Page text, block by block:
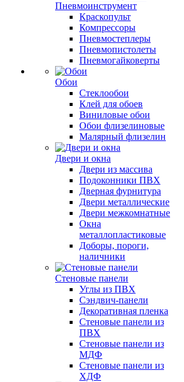
Пневмоинструмент
Краскопульт
Компрессоры
Пневмостеплеры
Пневмопистолеты
Пневмогайковерты
Обои
Стеклообои
Клей для обоев
Виниловые обои
Обои флизелиновые
Малярный флизелин
Двери и окна
Двери из массива
Подоконники ПВХ
Дверная фурнитура
Двери металлические
Двери межкомнатные
Окна
металлопластиковые
Доборы, пороги,
наличники
Стеновые панели
Углы из ПВХ
Сэндвич-панели
Декоративная пленка
Стеновые панели из
ПВХ
Стеновые панели из
МДФ
Стеновые панели из
ХДФ